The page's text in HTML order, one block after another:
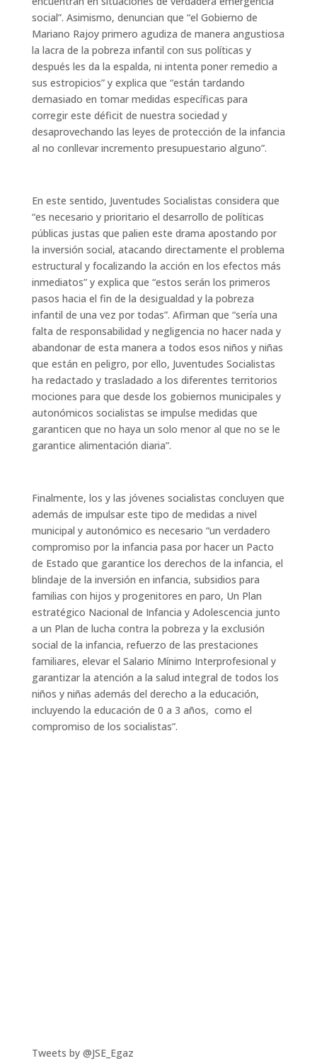
social”. Asimismo, denuncian que “el Gobierno de
Mariano Rajoy primero agudiza de manera angustiosa
la lacra de la pobreza infantil con sus políticas y
después les da la espalda, ni intenta poner remedio a
sus estropicios” y explica que “están tardando
demasiado en tomar medidas específicas para
corregir este déficit de nuestra sociedad y
desaprovechando las leyes de protección de la infancia
al no conllevar incremento presupuestario alguno”.
En este sentido, Juventudes Socialistas considera que
“es necesario y prioritario el desarrollo de políticas
públicas justas que palien este drama apostando por
la inversión social, atacando directamente el problema
estructural y focalizando la acción en los efectos más
inmediatos” y explica que “estos serán los primeros
pasos hacia el fin de la desigualdad y la pobreza
infantil de una vez por todas”. Afirman que “sería una
falta de responsabilidad y negligencia no hacer nada y
abandonar de esta manera a todos esos niños y niñas
que están en peligro, por ello, Juventudes Socialistas
ha redactado y trasladado a los diferentes territorios
mociones para que desde los gobiernos municipales y
autonómicos socialistas se impulse medidas que
garanticen que no haya un solo menor al que no se le
garantice alimentación diaria”.
Finalmente, los y las jóvenes socialistas concluyen que
además de impulsar este tipo de medidas a nivel
municipal y autonómico es necesario “un verdadero
compromiso por la infancia pasa por hacer un Pacto
de Estado que garantice los derechos de la infancia, el
blindaje de la inversión en infancia, subsidios para
familias con hijos y progenitores en paro, Un Plan
estratégico Nacional de Infancia y Adolescencia junto
a un Plan de lucha contra la pobreza y la exclusión
social de la infancia, refuerzo de las prestaciones
familiares, elevar el Salario Mínimo Interprofesional y
garantizar la atención a la salud integral de todos los
niños y niñas además del derecho a la educación,
incluyendo la educación de 0 a 3 años, como el
compromiso de los socialistas”.
Tweets by @JSE_Egaz